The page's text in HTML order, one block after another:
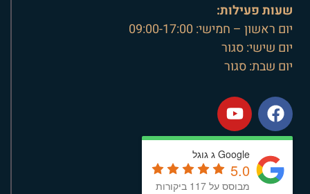
שעות פעילות:
יום ראשון – חמישי: 09:00-17:00
יום שישי: סגור
יום שבת: סגור
Google ג גוגל
5.0
מבוסס על 117 ביקורות